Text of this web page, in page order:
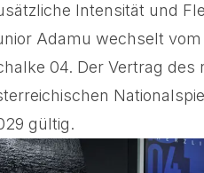
Intensität und
Adamu wechselt vom
04. Der Vertrag des
gültig.